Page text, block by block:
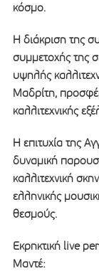
κόσμο.
Η διάκριση της
συμμετοχής της
υψηλής
Μαδρίτη,
καλλιτεχνικής
Η επιτυχία της
δυναμική
καλλιτεχνική
ελληνικής
θεσμούς.
Εκρηκτική live
Μαντέ: